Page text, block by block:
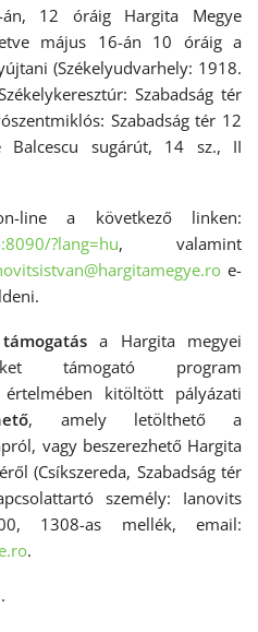
12 óráig Hargita Megye
május 16-án 10 óráig a
(Székelyudvarhely: 1918.
Szabadság tér
Szabadság tér 12
Balcescu sugárút, 14 sz., II
line a következő linken:
?lang=hu, valamint
e-
a Hargita megyei
támogató program
kitöltött pályázati
, amely letölthető a
vagy beszerezhető Hargita
(Csíkszereda, Szabadság tér
személy: Ianovits
1308-as mellék, email:
.